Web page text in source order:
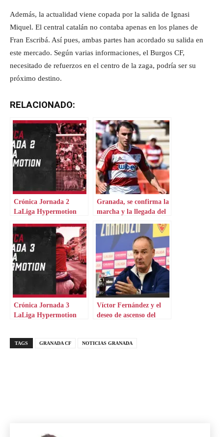
Además, la actualidad viene copada por la salida de Ignasi
Miquel. El central catalán no contaba apenas en los planes de
Fran Escribá. Así pues, ambas partes han acordado su salida en
este mercado. Según varias informaciones, el Burgos CF,
necesitado de refuerzos en el centro de la zaga, podría ser su
próximo destino.
RELACIONADO:
Crónica Jornada 2
LaLiga Hypermotion
Granada, se confirma la
marcha y la llegada del
Crónica Jornada 3
LaLiga Hypermotion
Víctor Fernández y el
deseo de ascenso del
TAGS GRANADA CF NOTICIAS GRANADA